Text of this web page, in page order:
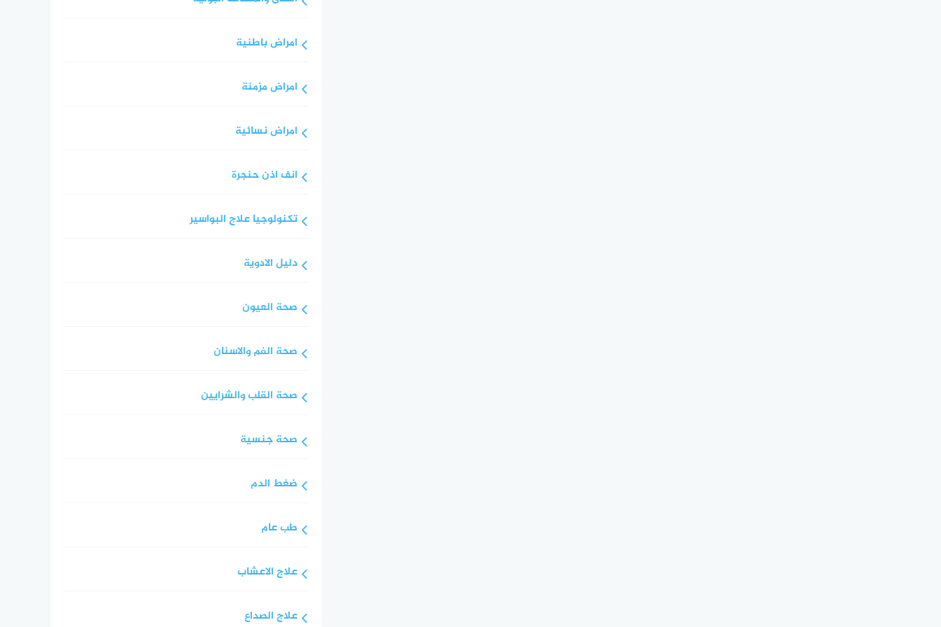
امراض باطنية
امراض مزمنة
امراض نسائية
انف اذن حنجرة
تكنولوجيا علاج البواسير
دليل الادوية
صحة العيون
صحة الفم والاسنان
صحة القلب والشرايين
صحة جنسية
ضغط الدم
طب عام
علاج الاعشاب
علاج الصداع